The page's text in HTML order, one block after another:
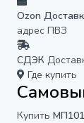
Ozon
адрес ПВЗ
СДЭК
Где купить
Купить